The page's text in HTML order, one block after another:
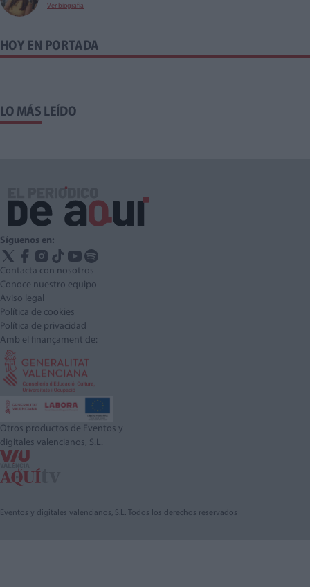
Ver biografía
HOY EN PORTADA
LO MÁS LEÍDO
Síguenos en:
Contacta con nosotros
Conoce nuestro equipo
Aviso legal
Política de cookies
Política de privacidad
Amb el finançament de:
Otros productos de Eventos y
digitales valencianos, S.L.
Eventos y digitales valencianos, S.L. Todos los derechos reservados